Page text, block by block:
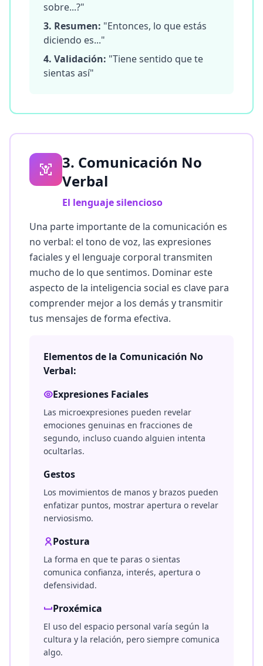
sobre...?"
3. Resumen: "Entonces, lo que estás
diciendo es..."
4. Validación: "Tiene sentido que te
sientas así"
3. Comunicación No
Verbal
El lenguaje silencioso
Una parte importante de la comunicación es
no verbal: el tono de voz, las expresiones
faciales y el lenguaje corporal transmiten
mucho de lo que sentimos. Dominar este
aspecto de la inteligencia social es clave para
comprender mejor a los demás y transmitir
tus mensajes de forma efectiva.
Elementos de la Comunicación No
Verbal:
Expresiones Faciales
Las microexpresiones pueden revelar
emociones genuinas en fracciones de
segundo, incluso cuando alguien intenta
ocultarlas.
Gestos
Los movimientos de manos y brazos pueden
enfatizar puntos, mostrar apertura o revelar
nerviosismo.
Postura
La forma en que te paras o sientas
comunica confianza, interés, apertura o
defensividad.
Proxémica
El uso del espacio personal varía según la
cultura y la relación, pero siempre comunica
algo.